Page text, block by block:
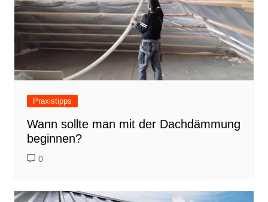
Praxistipps
Wann sollte man mit der Dachdämmung
beginnen?
0